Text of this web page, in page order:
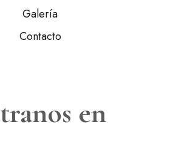
Galería
Contacto
en